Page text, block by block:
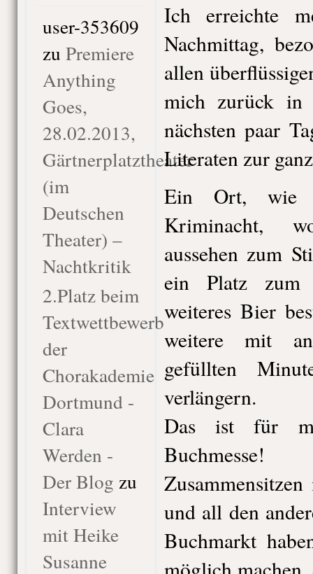
user-353609
zu Premiere
Anything
Goes,
28.02.2013,
Gärtnerplatztheater
(im
Deutschen
Theater) –
Nachtkritik
2.Platz beim
Textwettbewerb
der
Chorakademie
Dortmund -
Clara
Werden -
Der Blog zu
Interview
mit Heike
Susanne
Ich erreichte
Nachmittag,
allen
mich zurück
nächsten paar
Literaten zur
Ein Ort, wie
Kriminacht,
aussehen zum
ein Platz zum
weiteres Bier
weitere mit
gefüllten
verlängern.
Das ist für
und all den
Buchmarkt